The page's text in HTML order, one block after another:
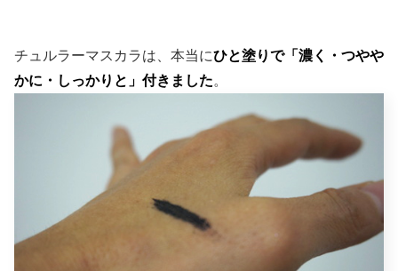
チュルラーマスカラは、本当にひと塗りで「濃く・つやや
かに・しっかりと」付きました。